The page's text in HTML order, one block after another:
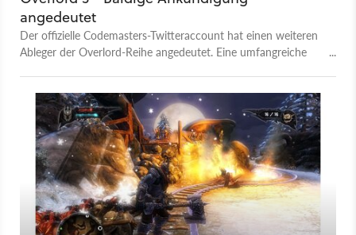
angedeutet
Der offizielle Codemasters-Twitteraccount hat einen weiteren
Ableger der Overlord-Reihe angedeutet. Eine umfangreiche